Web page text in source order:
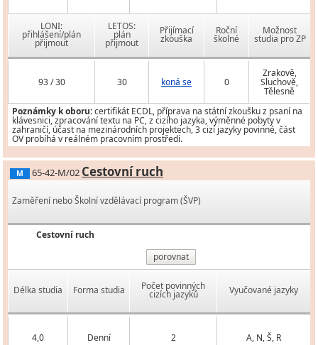
LONI:
přihlášení/plán
přijmout
LETOS:
plán
přijmout
Přijímací
zkouška
Roční
školné
Možnost
studia pro ZP
93 / 30 30 koná se 0
Zrakově,
Sluchově,
Tělesně
Poznámky k oboru:certifikát ECDL, příprava na státní zkoušku z psaní na
klávesnici, zpracování textu na PC, z cizího jazyka, výměnné pobyty v
zahraničí, účast na mezinárodních projektech, 3 cizí jazyky povinné, část
OV probíhá v reálném pracovním prostředí.
M 65-42-M/02 Cestovní ruch
Zaměření nebo Školní vzdělávací program (ŠVP)
Cestovní ruch
porovnat
Délka studia Forma studia Počet povinných
cizích jazyků Vyučované jazyky
4,0 Denní 2 A, N, Š, R